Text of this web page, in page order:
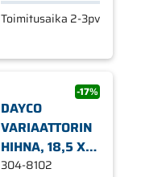
Toimitusaika 2-3pv
-17%
DAYCO
VARIAATTORIN
HIHNA, 18,5 X
826
304-8102